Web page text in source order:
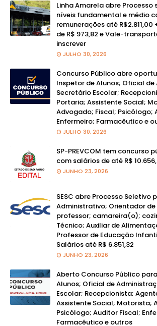
Linha Amarela abre Processo
níveis fundamental e médio
remunerações até
de R$ 973,82 e Vale-
inscrever
JULHO 30, 2026
Concurso Público abre
Inspetor de Alunos; Oficial
Secretário Escolar;
Portaria; Assistente Social;
Advogado; Fiscal; Psicólogo;
Enfermeiro; Farmacêutico e
JULHO 30, 2026
SP-PREVCOM tem concurso
com salários de até R$
JUNHO 23, 2026
SESC abre Processo Seletivo
Administrativo; Orientador de
professor; camareira(o);
Técnico; Auxiliar de
Professor de Educação
Salários até R$ 6.851,32
JUNHO 23, 2026
Aberto Concurso Público
Alunos; Oficial de
Escolar; Recepcionista;
Assistente Social; Motorista;
Psicólogo; Auditor Fiscal;
Farmacêutico e outros